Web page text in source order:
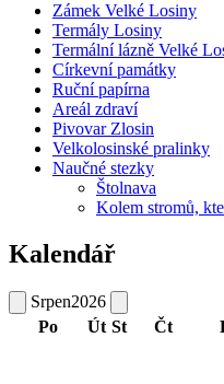
Zámek Velké Losiny
Termály Losiny
Termální lázně Velké
Církevní památky
Ruční papírna
Areál zdraví
Pivovar Zlosin
Velkolosinské pralinky
Naučné stezky
Štolnava
Kolem stromů,
Kalendář
Srpen2026
Po
Út St Čt